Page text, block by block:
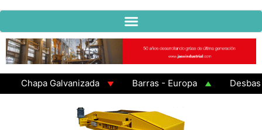
Chapa Galvanizada Barras - Europa
Desbaste -